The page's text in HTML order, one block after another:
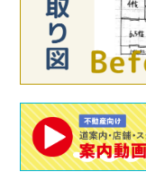
2023.08.07
8月11日（金）か
だきます。納品
2022.12.01
12月29日（木）
みをいただきます